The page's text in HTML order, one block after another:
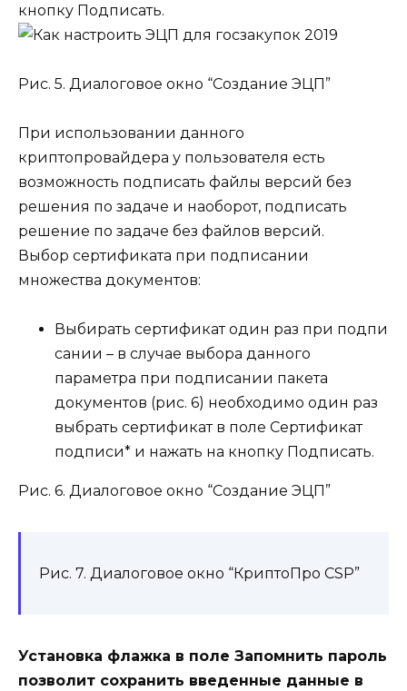
кнопку Подписать.
Рис. 5. Диалоговое окно “Создание ЭЦП”
При использовании данного
криптопровайдера у пользователя есть
возможность подписать файлы версий без
решения по задаче и наоборот, подписать
решение по задаче без файлов версий.
Выбор сертификата при подписании
множества документов:
Выбирать сертификат один раз при подпи
сании – в случае выбора данного
параметра при подписании пакета
документов (рис. 6) необходимо один раз
выбрать сертификатв поле Сертификат
подписи* и нажать на кнопку Подписать.
Рис. 6. Диалоговое окно “Создание ЭЦП”
Рис. 7. Диалоговое окно “КриптоПро CSP”
Установка флажка в поле Запомнить пароль
позволит сохранить введенные данные в